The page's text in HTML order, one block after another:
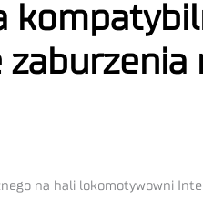
na hali lokomotywowni